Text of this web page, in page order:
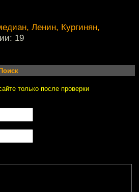
Ленин, Кургинян,
19
Поиск
только после проверки